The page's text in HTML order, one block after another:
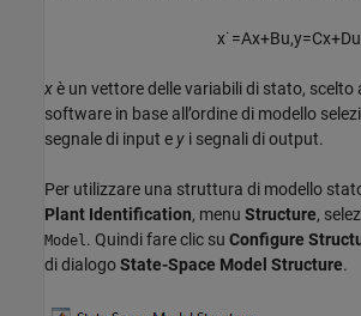
x˙=Ax+Bu,y=Cx+Du
xè un vettore delle variabili di stato, scelto
software in base all’ordine di modello
segnale di input e y i segnali di output.
Per utilizzare una struttura di modello
Plant Identification, menu Structure,
Model. Quindi fare clic su Configure
di dialogoState-Space Model Structure.